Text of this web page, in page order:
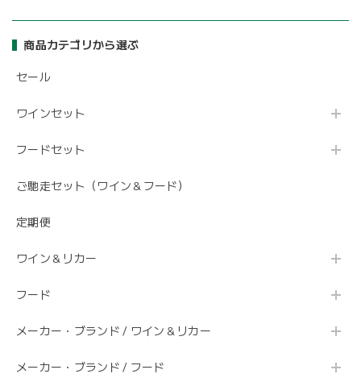
商品カテゴリから選ぶ
セール
ワインセット
フードセット
ご馳走セット（ワイン＆フード）
定期便
ワイン＆リカー
フード
メーカー・ブランド / ワイン＆リカー
メーカー・ブランド / フード